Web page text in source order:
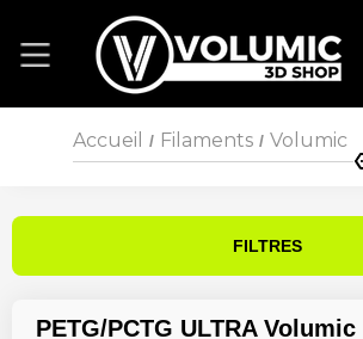
Accueil / Filaments / Volumic
FILTRES
PETG/PCTG ULTRA Volumic